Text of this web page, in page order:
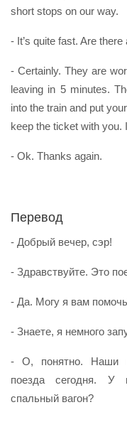
short stops on our way.
- It’s quite fast. Are
- Certainly. They are
leaving in 5 minutes.
into the train and put
keep the ticket with you.
- Ok. Thanks again.
Перевод
- Добрый вечер, сэр!
- Здравствуйте. Это
- Да. Могу я вам
- Знаете, я немного
- О, понятно. Наши
поезда сегодня. У
спальный вагон?